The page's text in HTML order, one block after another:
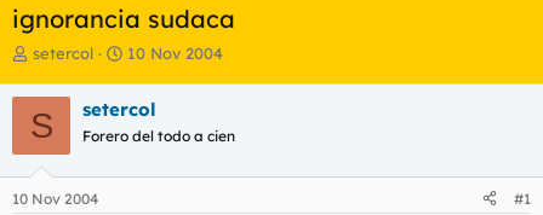
ignorancia sudaca
I
i
c
i
a
d
o
setercol
F
h
a
e
10 Nov 2004
S setercol
Forero del todo a cien
10 Nov 2004 #1